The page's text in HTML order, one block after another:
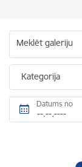
Meklēt galeriju
Kategorija
Datums no